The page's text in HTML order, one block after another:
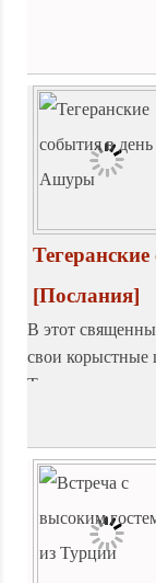
спрашивают:
[Послания]
В этот
свои корыстные
Тегерана и
являющиеся